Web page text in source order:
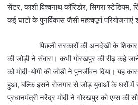
सेंटर, काशी विश्वनाथ कॉरिडोर, सिगरा स्टेडियम,
कई घाटों के पुनर्विकास जैसी महत्वपूर्ण परियोजनाएं
पिछली सरकारों की अनदेखी के शिकार रहे
की जोड़ी ने संवारा। कभी गोरखपुर की रीढ़ कहे
को मोदी-योगी की जोड़ी ने पुनर्जीवन दिया। यह
हुआ, बल्कि इसने रोजगार से जोड़ युवाओं के घरों में
प्रधानमंत्री नरेंद्र मोदी ने गोरखपुर को एम्स की